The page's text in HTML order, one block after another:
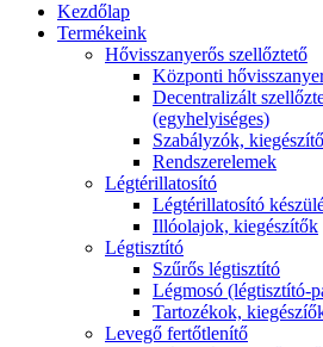
Kezdőlap
Termékeink
Hővisszanyerős szellőztető
Központi
Decentralizált
(egyhelyiséges)
Szabályzók,
Rendszerelemek
Légtérillatosító
Légtérillatosító
Illóolajok, kiegészítők
Légtisztító
Szűrős légtisztító
Légmosó (légtisztító-
Tartozékok,
Levegő fertőtlenítő